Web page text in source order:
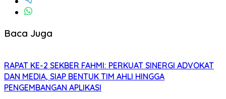
Baca Juga
RAPAT KE-2 SEKBER FAHMI: PERKUAT SINERGI ADVOKAT
DAN MEDIA, SIAP BENTUK TIM AHLI HINGGA
PENGEMBANGAN APLIKASI